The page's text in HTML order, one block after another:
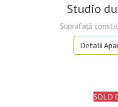
Studio
Suprafață
Detalii
SOLD